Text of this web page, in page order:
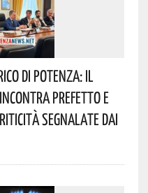
Di Potenza: Il
Prefetto E
Segnalate Dai